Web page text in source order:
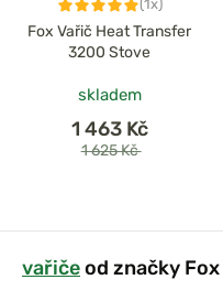
(1x)
Fox Vařič Heat Transfer
3200 Stove
skladem
1 463 Kč
1 625 Kč
vařičeod značky Fox